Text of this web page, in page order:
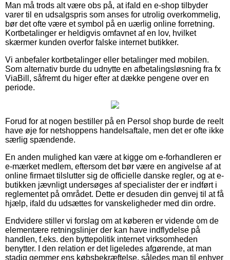
Man må trods alt være obs på, at ifald en e-shop tilbyder
varer til en udsalgspris som anses for utrolig overkommelig,
bør det ofte være et symbol på en uærlig online forretning.
Kortbetalinger er heldigvis omfavnet af en lov, hvilket
skærmer kunden overfor falske internet butikker.
Vi anbefaler kortbetalinger eller betalinger med mobilen.
Som alternativ burde du udnytte en afbetalingsløsning fra fx
ViaBill, såfremt du higer efter at dække pengene over en
periode.
Forud for at nogen bestiller på en Persol shop burde de reelt
have øje for netshoppens handelsaftale, men det er ofte ikke
særlig spændende.
En anden mulighed kan være at kigge om e-forhandleren er
e-mærket medlem, eftersom det bør være en angivelse af at
online firmaet tilslutter sig de officielle danske regler, og at e-
butikken jævnligt undersøges af specialister der er indført i
reglementet på området. Dette er desuden din genvej til at få
hjælp, ifald du udsættes for vanskeligheder med din ordre.
Endvidere stiller vi forslag om at køberen er vidende om de
elementære retningslinjer der kan have indflydelse på
handlen, f.eks. den byttepolitik internet virksomheden
benytter. I den relation er det ligeledes afgørende, at man
stadig gemmer ens købsbekræftelse, således man til enhver